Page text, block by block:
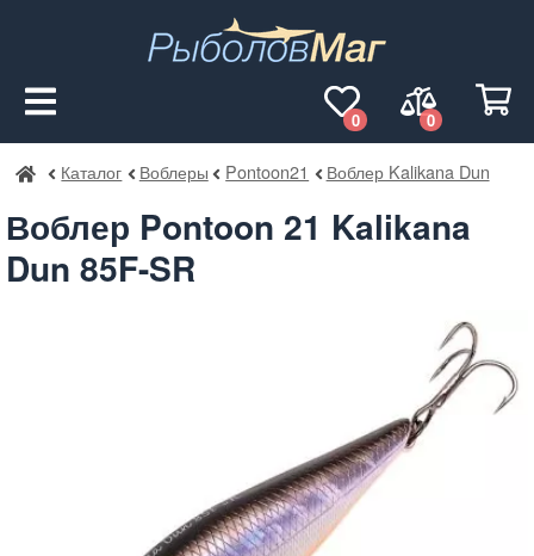
0
0
РыболовМаг
Каталог Воблеры Pontoon21 Воблер Kalikana Dun
Воблер Pontoon 21 Kalikana
Dun 85F-SR